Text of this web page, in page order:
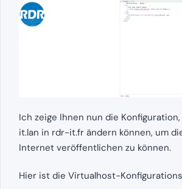
Ich zeige Ihnen nun die
it.lan in rdr-it.fr ändern können, um
Internet veröffentlichen zu können.
Hier ist die Virtualhost-